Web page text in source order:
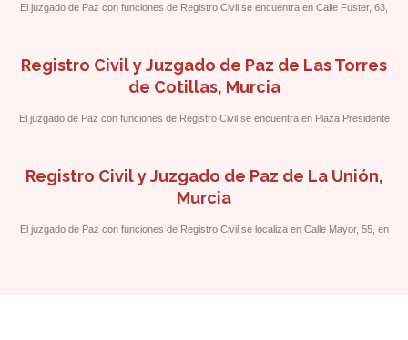
El juzgado de Paz con funciones de Registro Civil se encuentra en Calle Fuster, 63,
Registro Civil y Juzgado de Paz de Las Torres
de Cotillas, Murcia
El juzgado de Paz con funciones de Registro Civil se encuentra en Plaza Presidente
Registro Civil y Juzgado de Paz de La Unión,
Murcia
El juzgado de Paz con funciones de Registro Civil se localiza en Calle Mayor, 55, en